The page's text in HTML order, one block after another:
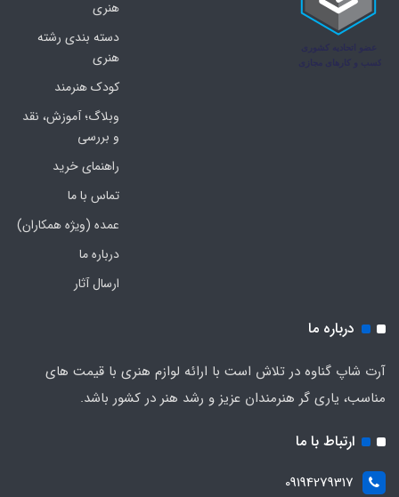
هنری
دسته بندی رشته
هنری
کودک هنرمند
وبلاگ؛ آموزش، نقد
و بررسی
راهنمای خرید
تماس با ما
عمده (ویژه همکاران)
درباره ما
ارسال آثار
درباره ما
آرت شاپ گناوه در تلاش است با ارائه لوازم هنری با قیمت های
مناسب، یاری گر هنرمندان عزیز و رشد هنر در کشور باشد.
ارتباط با ما
09194279317